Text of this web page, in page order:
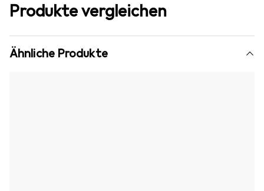
Produkte vergleichen
Ähnliche Produkte